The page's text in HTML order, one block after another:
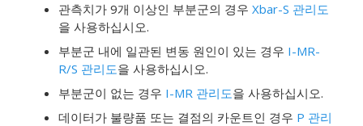
관측치가 9개 이상인 부분군의 경우 Xbar-S 관리도
을 사용하십시오.
부분군 내에 일관된 변동 원인이 있는 경우 I-MR-
R/S 관리도을 사용하십시오.
부분군이 없는 경우 I-MR 관리도을 사용하십시오.
데이터가 불량품 또는 결점의 카운트인 경우 P 관리